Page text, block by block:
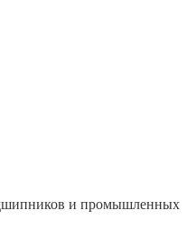
и промышленных